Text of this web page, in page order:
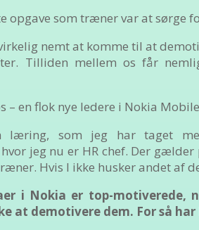
opgave som træner var at sørge
nemt at komme til at
Tilliden mellem os får
– en flok nye ledere i Nokia
læring, som jeg har taget
jeg nu er HR chef. Der
Hvis I ikke husker andet af
i Nokia er top-
at demotivere dem. For så